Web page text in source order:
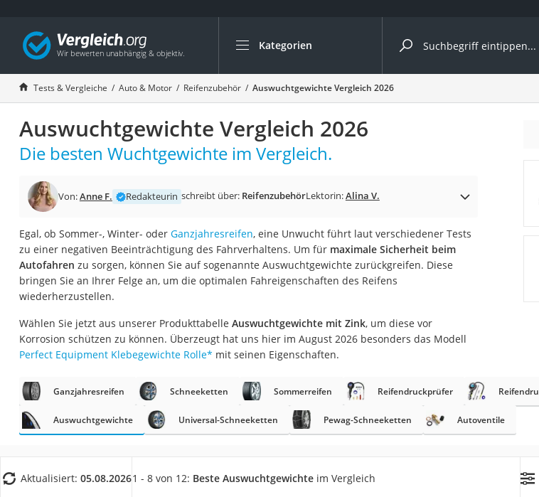
Kategorien
Die beliebtesten Vergleiche nach Kategorie
Auto & Motor
Fahrradträger-Anhängerkupplung (4 Fahrräder)
Fahrradträger
Fahrradträger (Anhängerkupplung)
Fahrradträger 3 Fahrräder
Benzinkanister (20 l)
Fahrradträger E-Bike
Benzinkanister
Marderschreck
AGM-Batterie Wohnmobil
Thule-Fahrradträger
Sommerreifen 205/55 R16
Autobatterie-Ladegerät
Felgenbaum
Tests & Vergleiche Auto & Motor Reifenzubehör Auswuchtgewichte Vergleich 2026
Auswuchtgewichte Vergleich 2026
Die besten Wuchtgewichte im Vergleich.
Von:Anne F. Redakteurin schreibt über: ReifenzubehörLektorin:Alina V.
Egal, ob Sommer-, Winter- oder Ganzjahresreifen, eine Unwucht führt laut verschiedener Tests
zu einer negativen Beeinträchtigung des Fahrverhaltens. Um für maximale Sicherheit beim
Autofahren zu sorgen, können Sie auf sogenannte Auswuchtgewichte zurückgreifen. Diese
bringen Sie an Ihrer Felge an, um die optimalen Fahreigenschaften des Reifens
wiederherzustellen.
Wählen Sie jetzt aus unserer Produkttabelle Auswuchtgewichte mit Zink, um diese vor
Korrosion schützen zu können. Überzeugt hat uns hier im August 2026 besonders das Modell
Perfect Equipment Klebegewichte Rolle* mit seinen Eigenschaften.
Ganzjahresreifen Schneeketten Sommerreifen Reifendruckprüfer
Auswuchtgewichte Universal-Schneeketten Pewag-Schneeketten Autoventile
Aktualisiert: 05.08.20261 - 8 von 12: Beste Auswuchtgewichte im Vergleich